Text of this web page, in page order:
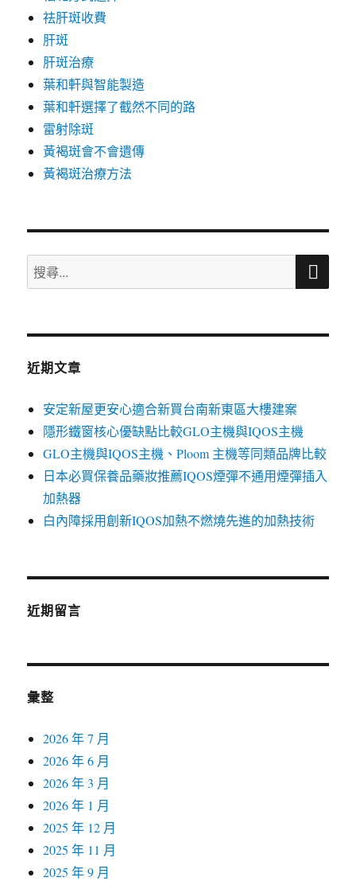
祛肝斑收費
肝斑
肝斑治療
葉和軒與智能製造
葉和軒選擇了截然不同的路
雷射除斑
黃褐斑會不會遺傳
黃褐斑治療方法
搜
尋
鍵
搜
近期文章
安定新屋更安心適合新買台南新東區大樓建案
隱形鐵窗核心優缺點比較GLO主機與IQOS主機
GLO主機與IQOS主機、Ploom 主機等同類品牌比較
日本必買保養品藥妝推薦IQOS煙彈不通用煙彈插入
加熱器
白內障採用創新IQOS加熱不燃燒先進的加熱技術
近期留言
彙整
2026 年 7 月
2026 年 6 月
2026 年 3 月
2026 年 1 月
2025 年 12 月
2025 年 11 月
2025 年 9 月